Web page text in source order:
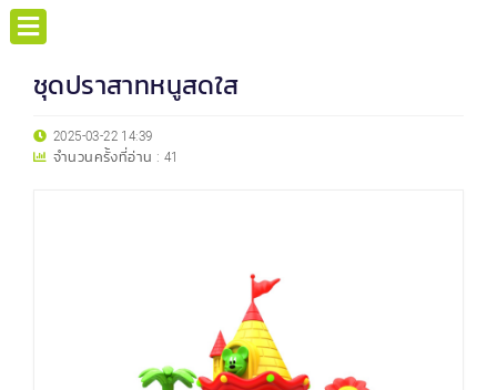
ชุดปราสาทหนูสดใส
2025-03-22 14:39
จำนวนครั้งที่อ่าน : 41